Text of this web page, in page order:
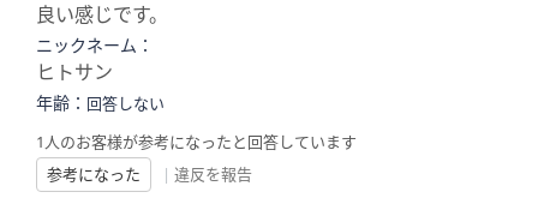
良い感じです。
ニックネーム：
ヒトサン
年齢： 回答しない
1人のお客様が参考になったと回答しています
参考になった
| 違反を報告